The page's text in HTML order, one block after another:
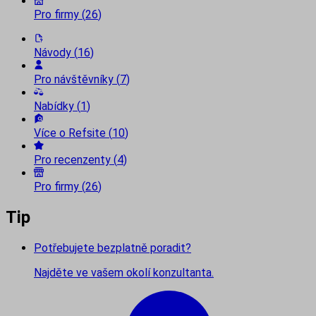
Pro firmy (26)
Návody (16)
Pro návštěvníky (7)
Nabídky (1)
Více o Refsite (10)
Pro recenzenty (4)
Pro firmy (26)
Tip
Potřebujete bezplatně poradit?
Najděte ve vašem okolí konzultanta.